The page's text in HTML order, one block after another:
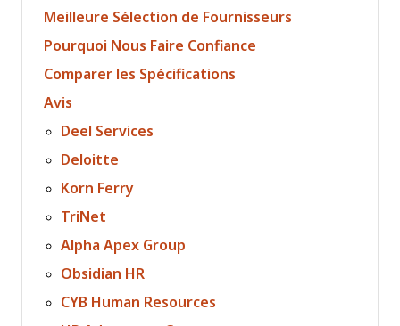
Meilleure Sélection de Fournisseurs
Pourquoi Nous Faire Confiance
Comparer les Spécifications
Avis
Deel Services
Deloitte
Korn Ferry
TriNet
Alpha Apex Group
Obsidian HR
CYB Human Resources